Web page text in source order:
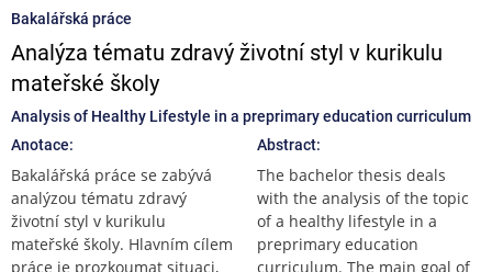
Bakalářská práce
Analýza tématu zdravý životní styl v kurikulu
mateřské školy
Analysis of Healthy Lifestyle in a preprimary education curriculum
Anotace:
Bakalářská práce se zabývá
analýzou tématu zdravý
životní styl v kurikulu
mateřské školy. Hlavním cílem
práce je prozkoumat situaci,
Abstract:
The bachelor thesis deals
with the analysis of the topic
of a healthy lifestyle in a
preprimary education
curriculum. The main goal of